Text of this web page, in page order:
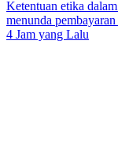
Ketentuan etika
menunda
4 Jam yang Lalu